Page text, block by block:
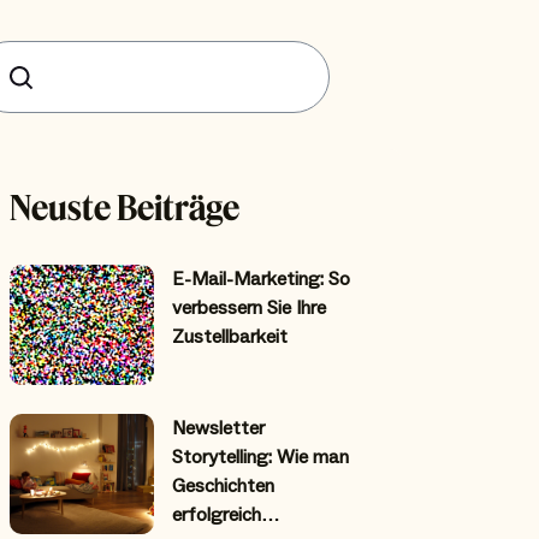
Neuste Beiträge
E-Mail-Marketing: So
verbessern Sie Ihre
Zustellbarkeit
Newsletter
Storytelling: Wie man
Geschichten
erfolgreich…